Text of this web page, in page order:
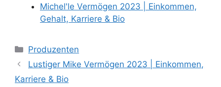
Michel'le Vermögen 2023 | Einkommen,
Gehalt, Karriere & Bio
Categories
Produzenten
Lustiger Mike Vermögen 2023 | Einkommen,
Karriere & Bio